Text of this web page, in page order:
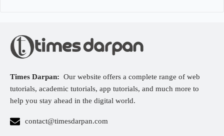
Times Darpan: Our website offers a complete range of web
tutorials, academic tutorials, app tutorials, and much more to
help you stay ahead in the digital world.
contact@timesdarpan.com